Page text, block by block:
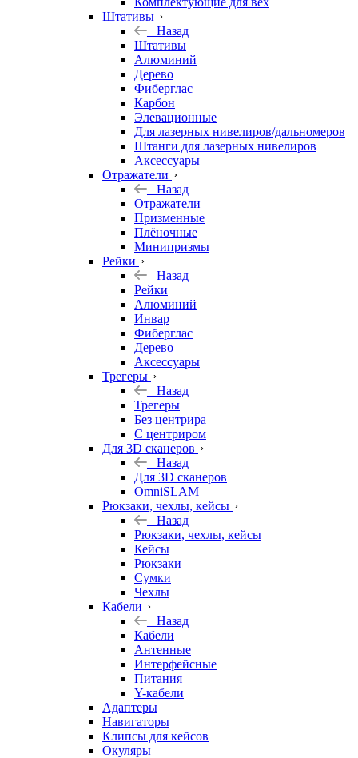
Штативы
Назад
Штативы
Алюминий
Дерево
Фиберглас
Карбон
Элевационные
Для лазерных нивелиров/дальномеров
Штанги для лазерных нивелиров
Аксессуары
Отражатели
Назад
Отражатели
Призменные
Плёночные
Минипризмы
Рейки
Назад
Рейки
Алюминий
Инвар
Фиберглас
Дерево
Аксессуары
Трегеры
Назад
Трегеры
Без центрира
С центриром
Для 3D сканеров
Назад
Для 3D сканеров
OmniSLAM
Рюкзаки, чехлы, кейсы
Назад
Рюкзаки, чехлы, кейсы
Кейсы
Рюкзаки
Сумки
Чехлы
Кабели
Назад
Кабели
Антенные
Интерфейсные
Питания
Y-кабели
Адаптеры
Навигаторы
Клипсы для кейсов
Окуляры